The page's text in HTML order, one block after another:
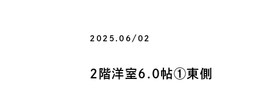
2025.06/02
2階洋室6.0帖①東側